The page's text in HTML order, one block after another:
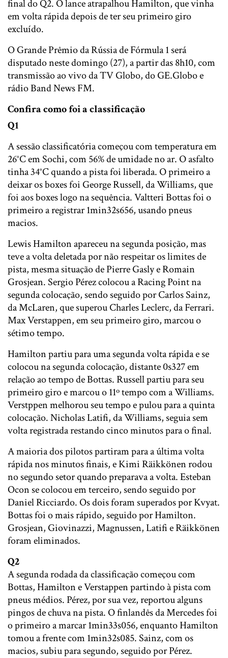
final do Q2. O lance atrapalhou Hamilton, que vinha
em volta rápida depois de ter seu primeiro giro
excluído.
O Grande Prêmio da Rússia de Fórmula 1 será
disputado neste domingo (27), a partir das 8h10, com
transmissão ao vivo da TV Globo, do GE.Globo e
rádio Band News FM.
Confira como foi a classificação
Q1
A sessão classificatória começou com temperatura em
26°C em Sochi, com 56% de umidade no ar. O asfalto
tinha 34°C quando a pista foi liberada. O primeiro a
deixar os boxes foi George Russell, da Williams, que
foi aos boxes logo na sequência. Valtteri Bottas foi o
primeiro a registrar 1min32s656, usando pneus
macios.
Lewis Hamilton apareceu na segunda posição, mas
teve a volta deletada por não respeitar os limites de
pista, mesma situação de Pierre Gasly e Romain
Grosjean. Sergio Pérez colocou a Racing Point na
segunda colocação, sendo seguido por Carlos Sainz,
da McLaren, que superou Charles Leclerc, da Ferrari.
Max Verstappen, em seu primeiro giro, marcou o
sétimo tempo.
Hamilton partiu para uma segunda volta rápida e se
colocou na segunda colocação, distante 0s327 em
relação ao tempo de Bottas. Russell partiu para seu
primeiro giro e marcou o 11º tempo com a Williams.
Verstppen melhorou seu tempo e pulou para a quinta
colocação. Nicholas Latifi, da Williams, seguia sem
volta registrada restando cinco minutos para o final.
A maioria dos pilotos partiram para a última volta
rápida nos minutos finais, e Kimi Räikkönen rodou
no segundo setor quando preparava a volta. Esteban
Ocon se colocou em terceiro, sendo seguido por
Daniel Ricciardo. Os dois foram superados por Kvyat.
Bottas foi o mais rápido, seguido por Hamilton.
Grosjean, Giovinazzi, Magnussen, Latifi e Räikkönen
foram eliminados.
Q2
A segunda rodada da classificação começou com
Bottas, Hamilton e Verstappen partindo à pista com
pneus médios. Pérez, por sua vez, reportou alguns
pingos de chuva na pista. O finlandês da Mercedes foi
o primeiro a marcar 1min33s056, enquanto Hamilton
tomou a frente com 1min32s085. Sainz, com os
macios, subiu para segundo, seguido por Pérez.